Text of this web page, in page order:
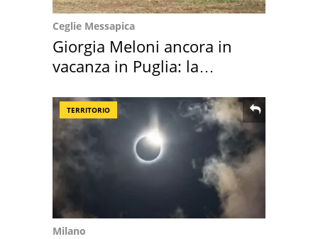
Ceglie Messapica
Giorgia Meloni ancora in
vacanza in Puglia: la
TERRITORIO
Milano